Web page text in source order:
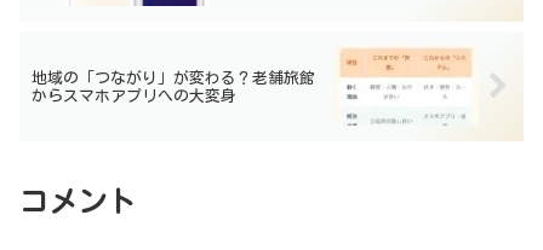
地域の「つながり」が変わる？老舗旅館
からスマホアプリへの大変身
コメント